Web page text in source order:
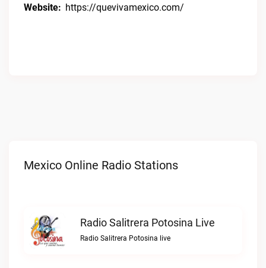
Website: https://quevivamexico.com/
Mexico Online Radio Stations
Radio Salitrera Potosina Live
Radio Salitrera Potosina live